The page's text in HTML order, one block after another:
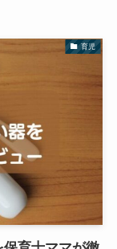
育児